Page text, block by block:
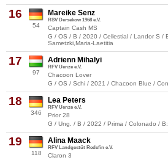
16
54
Mareike Senz
RSV Dersekow 1968 e.V.
Captain Cash MS
G / OS / B / 2020 / Cellestial / Landor S /
Sametzki,Maria-Laetitia
17
97
Adrienn Mihalyi
RFV Uenze e.V.
Chacoon Lover
G / OS / Schi / 2021 / Chacoon Blue /
18
346
Lea Peters
RFV Uenze e.V.
Prior 28
G / Ung. / B / 2022 / Prima / Colonado /
19
118
Alina Maack
RFV Landgestüt Redefin e.V.
Claron 3